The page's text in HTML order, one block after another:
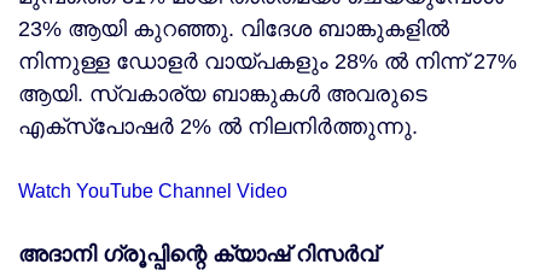
23% ആയി കുറഞ്ഞു. വിദേശ ബാങ്കുകളില്‍
നിന്നുള്ള ഡോളര്‍ വായ്പകളും 28% ല്‍ നിന്ന് 27%
ആയി. സ്വകാര്യ ബാങ്കുകള്‍ അവരുടെ
എക്‌സ്‌പോഷര്‍ 2% ല്‍ നിലനിര്‍ത്തുന്നു.
Watch YouTube Channel Video
അദാനി ഗ്രൂപ്പിന്റെ ക്യാഷ് റിസര്‍വ്